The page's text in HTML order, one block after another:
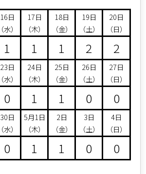
16日
（水）
17日
（木）
18日
（金）
19日
（土）
20日
（日）
1 1 1 2 2
23日
（水）
24日
（木）
25日
（金）
26日
（土）
27日
（日）
0 1 1 0 0
30日
（水）
5月1日
（木）
2日
（金）
3日
（土）
4日
（日）
0 1 1 0 0